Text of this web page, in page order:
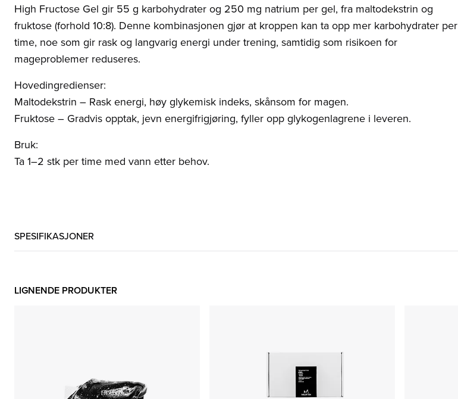
High Fructose Gel gir 55 g karbohydrater og 250 mg natrium per gel, fra maltodekstrin og
fruktose (forhold 10:8). Denne kombinasjonen gjør at kroppen kan ta opp mer karbohydrater per
time, noe som gir rask og langvarig energi under trening, samtidig som risikoen for
mageproblemer reduseres.
Hovedingredienser:
Maltodekstrin – Rask energi, høy glykemisk indeks, skånsom for magen.
Fruktose – Gradvis opptak, jevn energifrigjøring, fyller opp glykogenlagrene i leveren.
Bruk:
Ta 1–2 stk per time med vann etter behov.
SPESIFIKASJONER
LIGNENDE PRODUKTER